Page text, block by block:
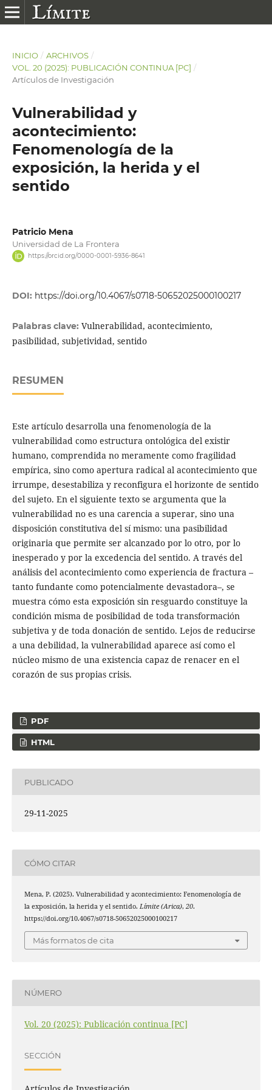
INICIO / ARCHIVOS /
VOL. 20 (2025): PUBLICACIÓN CONTINUA [PC] /
Artículos de Investigación
Vulnerabilidad y
acontecimiento:
Fenomenología de la
exposición, la herida y el
sentido
Patricio Mena
Universidad de La Frontera
https://orcid.org/0000-0001-5936-8641
DOI: https://doi.org/10.4067/s0718-50652025000100217
Palabras clave: Vulnerabilidad, acontecimiento,
pasibilidad, subjetividad, sentido
RESUMEN
Este artículo desarrolla una fenomenología de la
vulnerabilidad como estructura ontológica del existir
humano, comprendida no meramente como fragilidad
empírica, sino como apertura radical al acontecimiento que
irrumpe, desestabiliza y reconfigura el horizonte de sentido
del sujeto. En el siguiente texto se argumenta que la
vulnerabilidad no es una carencia a superar, sino una
disposición constitutiva del sí mismo: una pasibilidad
originaria que permite ser alcanzado por lo otro, por lo
inesperado y por la excedencia del sentido. A través del
análisis del acontecimiento como experiencia de fractura –
tanto fundante como potencialmente devastadora–, se
muestra cómo esta exposición sin resguardo constituye la
condición misma de posibilidad de toda transformación
subjetiva y de toda donación de sentido. Lejos de reducirse
a una debilidad, la vulnerabilidad aparece así como el
núcleo mismo de una existencia capaz de renacer en el
corazón de sus propias crisis.
PDF
HTML
PUBLICADO
29-11-2025
CÓMO CITAR
Mena, P. (2025). Vulnerabilidad y acontecimiento: Fenomenología de
la exposición, la herida y el sentido. Límite (Arica), 20.
https://doi.org/10.4067/s0718-50652025000100217
Más formatos de cita
NÚMERO
Vol. 20 (2025): Publicación continua [PC]
SECCIÓN